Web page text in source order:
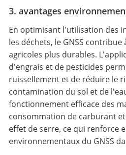
3. avantages
En optimisant l'utilisation des
les déchets, le GNSS
agricoles plus durables.
d'engrais et de pesticides
ruissellement et de réduire le
contamination du sol et de
fonctionnement efficace des
consommation de carburant et
effet de serre, ce qui renforce
environnementaux du GNSS